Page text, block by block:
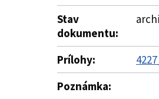
Stav
dokumentu:
Prílohy:
Poznámka: